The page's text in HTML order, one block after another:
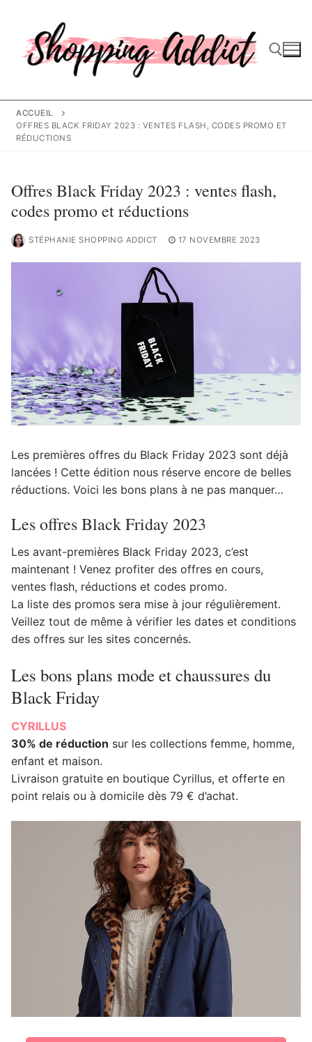
contenu
ACCUEIL
OFFRES BLACK FRIDAY 2023 : VENTES FLASH, CODES PROMO ET
RÉDUCTIONS
Offres Black Friday 2023 : ventes flash,
codes promo et réductions
STÉPHANIE SHOPPING ADDICT 17 NOVEMBRE 2023
Les premières offres du Black Friday 2023 sont déjà
lancées ! Cette édition nous réserve encore de belles
réductions. Voici les bons plans à ne pas manquer…
Les offres Black Friday 2023
Les avant-premières Black Friday 2023, c’est
maintenant ! Venez profiter des offres en cours,
ventes flash, réductions et codes promo.
La liste des promos sera mise à jour régulièrement.
Veillez tout de même à vérifier les dates et conditions
des offres sur les sites concernés.
Les bons plans mode et chaussures du
Black Friday
CYRILLUS
30% de réduction sur les collections femme, homme,
enfant et maison.
Livraison gratuite en boutique Cyrillus, et offerte en
point relais ou à domicile dès 79 € d’achat.